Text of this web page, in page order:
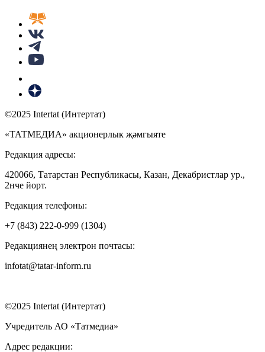
©2025 Intertat (Интертат)
«ТАТМЕДИА» акционерлык җәмгыяте
Редакция адресы:
420066, Татарстан Республикасы, Казан, Декабристлар ур.,
2нче йорт.
Редакция телефоны:
+7 (843) 222-0-999 (1304)
Редакциянең электрон почтасы:
infotat@tatar-inform.ru
©2025 Intertat (Интертат)
Учредитель АО «Татмедиа»
Адрес редакции: